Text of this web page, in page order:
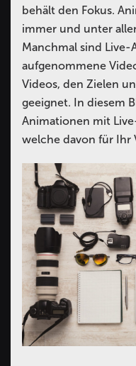
behält den Fokus.
immer und unter
Manchmal sind
aufgenommene
Videos, den Zielen
geeignet. In diesem
Animationen mit
welche davon für Ihr